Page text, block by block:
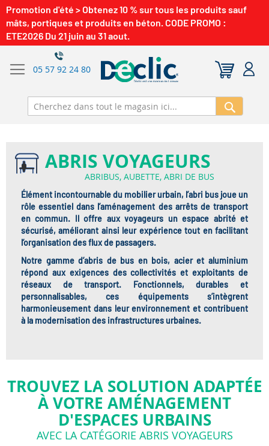
Promotion d'été > Obtenez 10 % sur tous les produits sauf
mâts, portiques et produits en béton. CODE PROMO :
ETE2026 Du 21 juin au 31 aout.
05 57 92 24 80
ABRIS VOYAGEURS
ABRIBUS, AUBETTE, ABRI DE BUS
Élément incontournable du mobilier urbain, l’abri busjoue un
rôle essentiel dans l’aménagement des arrêts de transport
en commun. Il offre aux voyageurs un espace abrité et
sécurisé, améliorant ainsi leur expérience tout en facilitant
l’organisation des flux de passagers.
Notre gamme d’abris de bus en bois, acier et aluminium
répond aux exigences descollectivités et exploitants de
réseaux de transport. Fonctionnels, durables et
personnalisables, ces équipements s’intègrent
harmonieusement dans leur environnement et contribuent
à la modernisation des infrastructures urbaines.
TROUVEZ LA SOLUTION ADAPTÉE
À VOTRE AMÉNAGEMENT
D'ESPACES URBAINS
AVEC LA CATÉGORIE ABRIS VOYAGEURS